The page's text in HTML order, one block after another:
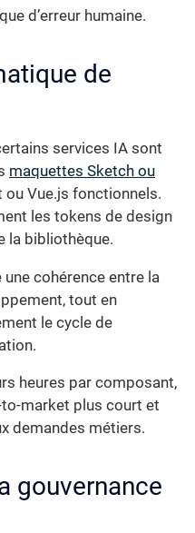
d’erreur humaine.
de
services IA sont
maquettes Sketch ou
Vue.js fonctionnels.
les tokens de design
la bibliothèque.
cohérence entre la
tout en
le cycle de
heures par composant,
market plus court et
demandes métiers.
gouvernance